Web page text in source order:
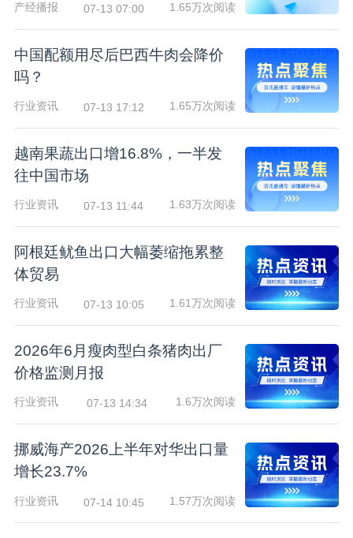
产经播报 07-13 07:00 1.65万次阅读
中国配额用尽后巴西牛肉会降价
吗？
行业资讯 07-13 17:12 1.65万次阅读
越南果蔬出口增16.8%，一半发
往中国市场
行业资讯 07-13 11:44 1.63万次阅读
阿根廷鱿鱼出口大幅萎缩拖累整
体贸易
行业资讯 07-13 10:05 1.61万次阅读
2026年6月瘦肉型白条猪肉出厂
价格监测月报
行业资讯 07-13 14:34 1.6万次阅读
挪威海产2026上半年对华出口量
增长23.7%
行业资讯 07-14 10:45 1.57万次阅读